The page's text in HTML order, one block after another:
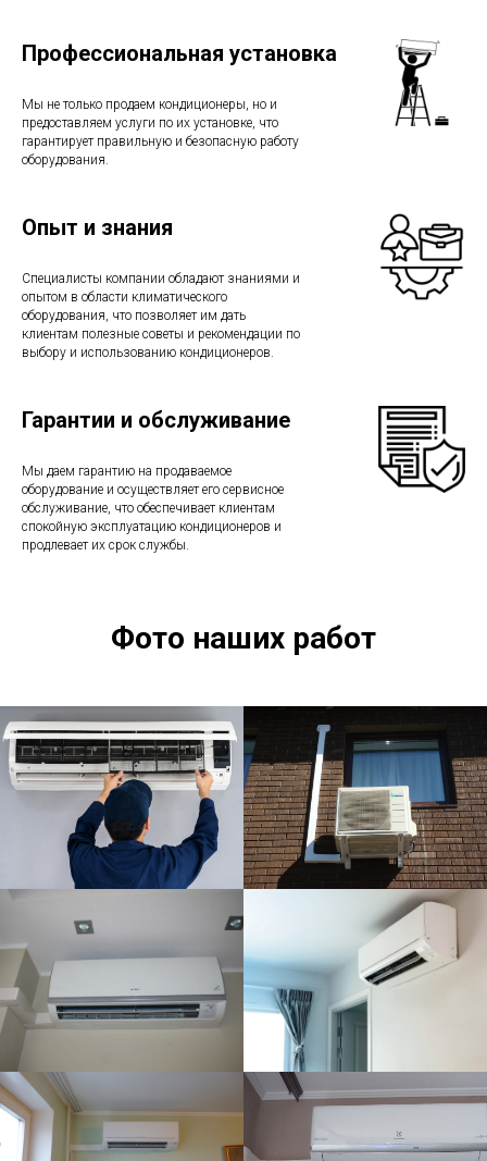
Профессиональная установка
Мы не только продаем кондиционеры, но и
предоставляем услуги по их установке, что
гарантирует правильную и безопасную работу
оборудования.
Опыт и знания
Специалисты компании обладают знаниями и
опытом в области климатического
оборудования, что позволяет им дать
клиентам полезные советы и рекомендации по
выбору и использованию кондиционеров.
Гарантии и обслуживание
Мы даем гарантию на продаваемое
оборудование и осуществляет его сервисное
обслуживание, что обеспечивает клиентам
спокойную эксплуатацию кондиционеров и
продлевает их срок службы.
Фото наших работ